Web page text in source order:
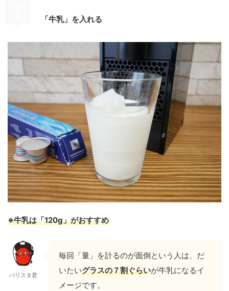
「牛乳」を入れる
※牛乳は「120g」がおすすめ
バリスタ君
毎回「量」を計るのが面倒という人は、だ
いたいグラスの７割ぐらいが牛乳になるイ
メージです。